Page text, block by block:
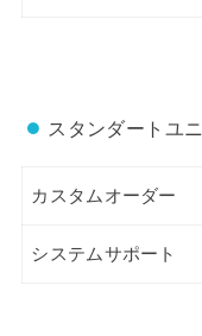
スタンダートユ
カスタムオーダー
システムサポート